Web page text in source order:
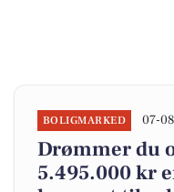
BOLIGMARKED 07-
Drømmer du
5.495.000 kr